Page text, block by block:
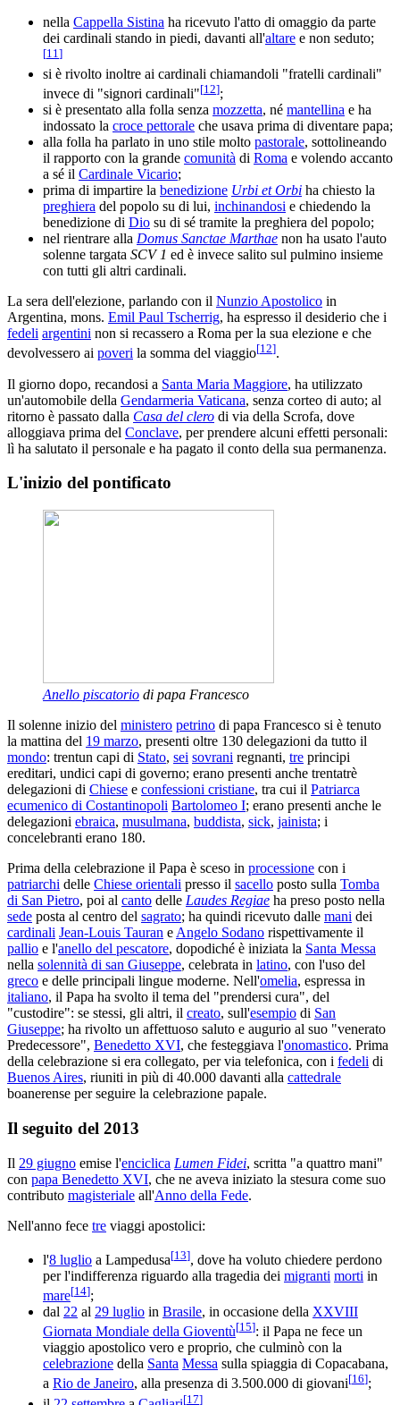
nella Cappella Sistina ha ricevuto l'atto di omaggio da parte
dei cardinali stando in piedi, davanti all'altare e non seduto;
[11 ]
si è rivolto inoltre ai cardinali chiamandoli "fratelli cardinali"
invece di "signori cardinali"[12];
si è presentato alla folla senza mozzetta, né mantellina e ha
indossato la croce pettorale che usava prima di diventare papa;
alla folla ha parlato in uno stile molto pastorale, sottolineando
il rapporto con la grande comunità di Roma e volendo accanto
a sé il Cardinale Vicario;
prima di impartire la benedizione Urbi et Orbi ha chiesto la
preghiera del popolo su di lui, inchinandosi e chiedendo la
benedizione di Dio su di sé tramite la preghiera del popolo;
nel rientrare alla Domus Sanctae Marthae non ha usato l'auto
solenne targata SCV 1 ed è invece salito sul pulmino insieme
con tutti gli altri cardinali.
La sera dell'elezione, parlando con il Nunzio Apostolico in
Argentina, mons. Emil Paul Tscherrig, ha espresso il desiderio che i
fedeli argentini non si recassero a Roma per la sua elezione e che
devolvessero ai poveri la somma del viaggio[12].
Il giorno dopo, recandosi a Santa Maria Maggiore, ha utilizzato
un'automobile della Gendarmeria Vaticana, senza corteo di auto; al
ritorno è passato dalla Casa del clero di via della Scrofa, dove
alloggiava prima del Conclave, per prendere alcuni effetti personali:
lì ha salutato il personale e ha pagato il conto della sua permanenza.
L'inizio del pontificato
Anello piscatorio di papa Francesco
Il solenne inizio del ministero petrino di papa Francesco si è tenuto
la mattina del 19 marzo, presenti oltre 130 delegazioni da tutto il
mondo: trentun capi di Stato, sei sovrani regnanti, tre principi
ereditari, undici capi di governo; erano presenti anche trentatrè
delegazioni di Chiese e confessioni cristiane, tra cui il Patriarca
ecumenico di Costantinopoli Bartolomeo I; erano presenti anche le
delegazioni ebraica, musulmana, buddista, sick, jainista; i
concelebranti erano 180.
Prima della celebrazione il Papa è sceso in processione con i
patriarchi delle Chiese orientali presso il sacello posto sulla Tomba
di San Pietro, poi al canto delle Laudes Regiae ha preso posto nella
sede posta al centro del sagrato; ha quindi ricevuto dalle mani dei
cardinali Jean-Louis Tauran e Angelo Sodano rispettivamente il
pallio e l'anello del pescatore, dopodiché è iniziata la Santa Messa
nella solennità di san Giuseppe, celebrata in latino, con l'uso del
greco e delle principali lingue moderne. Nell'omelia, espressa in
italiano, il Papa ha svolto il tema del "prendersi cura", del
"custodire": se stessi, gli altri, il creato, sull'esempio di San
Giuseppe; ha rivolto un affettuoso saluto e augurio al suo "venerato
Predecessore", Benedetto XVI, che festeggiava l'onomastico. Prima
della celebrazione si era collegato, per via telefonica, con i fedeli di
Buenos Aires, riuniti in più di 40.000 davanti alla cattedrale
boanerense per seguire la celebrazione papale.
Il seguito del 2013
Il 29 giugno emise l'enciclica Lumen Fidei, scritta "a quattro mani"
con papa Benedetto XVI, che ne aveva iniziato la stesura come suo
contributo magisteriale all'Anno della Fede.
Nell'anno fece tre viaggi apostolici:
l'8 luglio a Lampedusa[13], dove ha voluto chiedere perdono
per l'indifferenza riguardo alla tragedia dei migranti morti in
mare[14];
dal 22 al 29 luglio in Brasile, in occasione della XXVIII
Giornata Mondiale della Gioventù[15]: il Papa ne fece un
viaggio apostolico vero e proprio, che culminò con la
celebrazione della Santa Messa sulla spiaggia di Copacabana,
a Rio de Janeiro, alla presenza di 3.500.000 di giovani[16];
[17]